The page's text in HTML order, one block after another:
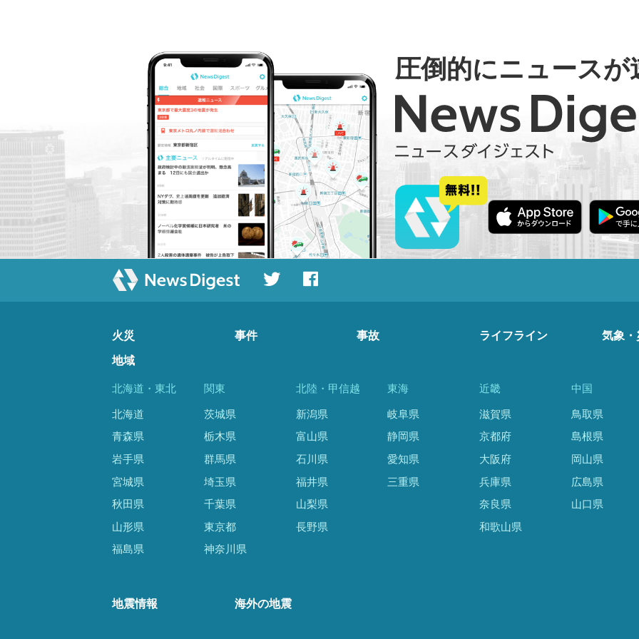
圧倒的にニュースが
火災 事件 事故 ライフライン 気象・
地域
北海道・東北
北海道
青森県
岩手県
宮城県
秋田県
山形県
福島県
関東
茨城県
栃木県
群馬県
埼玉県
千葉県
東京都
神奈川県
北陸・甲信越
新潟県
富山県
石川県
福井県
山梨県
長野県
東海
岐阜県
静岡県
愛知県
三重県
近畿
滋賀県
京都府
大阪府
兵庫県
奈良県
和歌山県
中国
鳥取県
島根県
岡山県
広島県
山口県
地震情報 海外の地震